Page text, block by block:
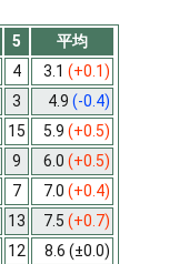
5
平均
4 3.1 (+0.1)
3 4.9 (-0.4)
15 5.9 (+0.5)
9 6.0 (+0.5)
7 7.0 (+0.4)
13 7.5 (+0.7)
12 8.6 (±0.0)